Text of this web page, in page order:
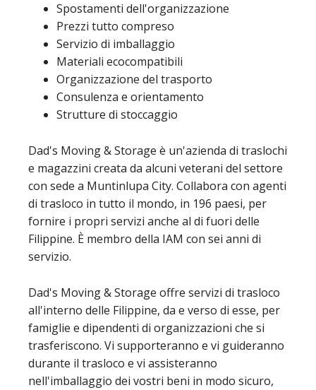
Spostamenti dell'organizzazione
Prezzi tutto compreso
Servizio di imballaggio
Materiali ecocompatibili
Organizzazione del trasporto
Consulenza e orientamento
Strutture di stoccaggio
Dad's Moving & Storage è un'azienda di traslochi
e magazzini creata da alcuni veterani del settore
con sede a Muntinlupa City. Collabora con agenti
di trasloco in tutto il mondo, in 196 paesi, per
fornire i propri servizi anche al di fuori delle
Filippine. È membro della IAM con sei anni di
servizio.
Dad's Moving & Storage offre servizi di trasloco
all'interno delle Filippine, da e verso di esse, per
famiglie e dipendenti di organizzazioni che si
trasferiscono. Vi supporteranno e vi guideranno
durante il trasloco e vi assisteranno
nell'imballaggio dei vostri beni in modo sicuro,